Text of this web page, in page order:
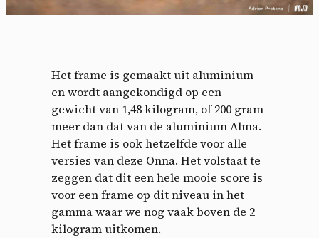
Het frame is gemaakt uit aluminium
en wordt aangekondigd op een
gewicht van 1,48 kilogram, of 200 gram
meer dan dat van de aluminium Alma.
Het frame is ook hetzelfde voor alle
versies van deze Onna. Het volstaat te
zeggen dat dit een hele mooie score is
voor een frame op dit niveau in het
gamma waar we nog vaak boven de 2
kilogram uitkomen.